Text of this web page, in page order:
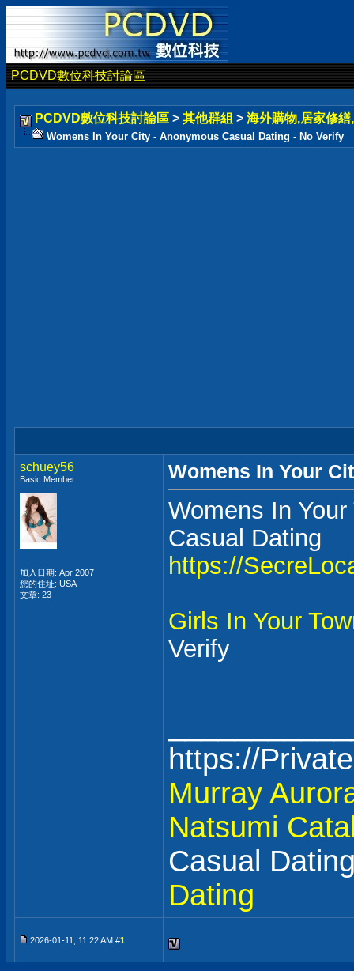
PCDVD數位科技討論區
PCDVD數位科技討論區 > 其他群組 > 海外購物,居家修
Womens In Your City - Anonymous Casual Dating - No Verify
schuey56
Basic Member
加入日期: Apr 2007
您的住址: USA
文章: 23
Womens In Your
Womens In
Casual Dating
https://
Girls In Your
Verify
https://
Murray
Natsumi
Casual
Dating
2026-01-11, 11:22 AM #1